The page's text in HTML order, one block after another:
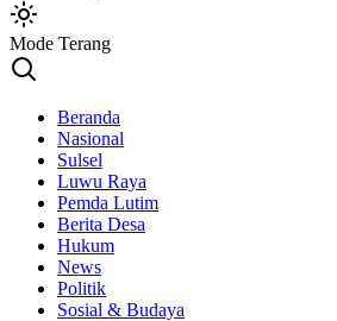
Mode Terang
Beranda
Nasional
Sulsel
Luwu Raya
Pemda Lutim
Berita Desa
Hukum
News
Politik
Sosial & Budaya